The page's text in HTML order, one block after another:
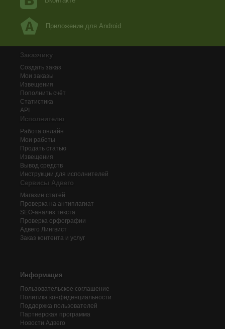
Приложение для Android
Заказчику
Создать заказ
Мои заказы
Извещения
Пополнить счёт
Статистика
API
Исполнителю
Работа онлайн
Мои работы
Продать статью
Извещения
Вывод средств
Инструкции для исполнителей
Сервисы Адвего
Магазин статей
Проверка на антиплагиат
SEO-анализ текста
Проверка орфографии
Адвего Лингвист
Заказ контента и услуг
Информация
Пользовательское соглашение
Политика конфиденциальности
Поддержка пользователей
Партнерская программа
Новости Адвего